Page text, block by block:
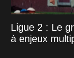
Ligue 2 : Le
à enjeux